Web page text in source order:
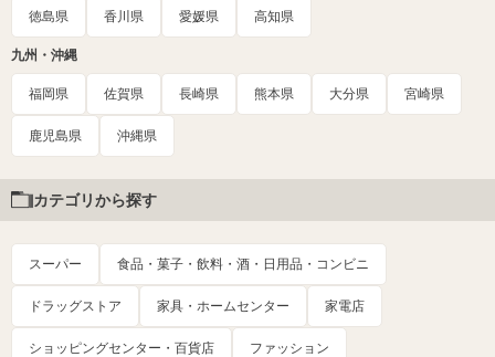
徳島県 香川県 愛媛県 高知県
九州・沖縄
福岡県 佐賀県 長崎県 熊本県 大分県 宮崎県
鹿児島県 沖縄県
カテゴリから探す
スーパー 食品・菓子・飲料・酒・日用品・コンビニ
ドラッグストア 家具・ホームセンター 家電店
ショッピングセンター・百貨店 ファッション